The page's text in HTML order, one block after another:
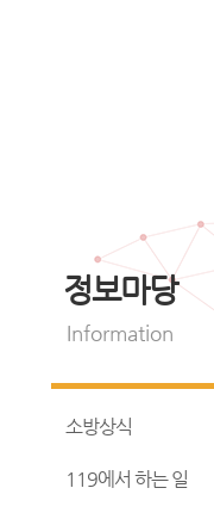
정보마당
Information
소방상식
119에서 하는 일